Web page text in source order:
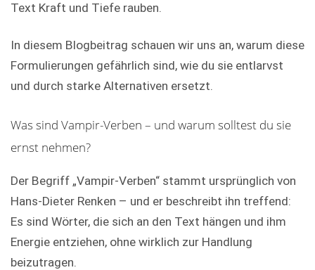
Text Kraft und Tiefe rauben.
In diesem Blogbeitrag schauen wir uns an, warum diese
Formulierungen gefährlich sind, wie du sie entlarvst
und durch starke Alternativen ersetzt.
Was sind Vampir-Verben – und warum solltest du sie
ernst nehmen?
Der Begriff „Vampir-Verben“ stammt ursprünglich von
Hans-Dieter Renken – und er beschreibt ihn treffend:
Es sind Wörter, die sich an den Text hängen und ihm
Energie entziehen, ohne wirklich zur Handlung
beizutragen.